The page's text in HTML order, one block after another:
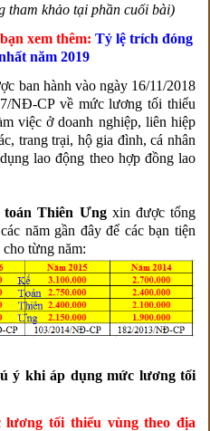
tham khảo tại phần cuối bài)
xem thêm: Tỷ lệ trích đóng
năm 2019
ban hành vào ngày 16/11/2018
NĐ-CP về mức lương tối thiểu
việc ở doanh nghiệp, liên hiệp
trang trại, hộ gia đình, cá nhân
lao động theo hợp đồng lao
Thiên Ưngxin được tổng
năm gần đây để các bạn tiện
từng năm:
ý khi áp dụng mức lương tối
lương tối thiểu vùng theo địa